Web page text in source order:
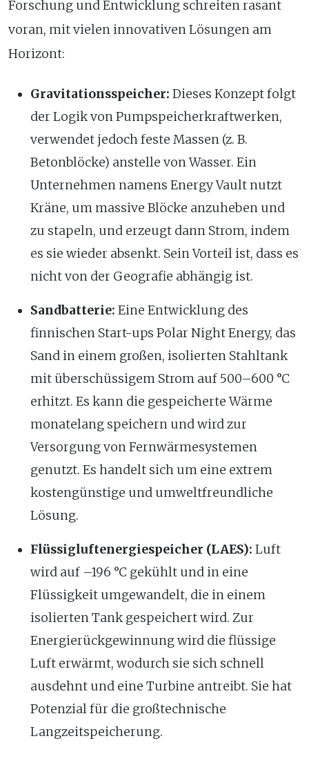
Forschung und Entwicklung schreiten rasant
voran, mit vielen innovativen Lösungen am
Horizont:
Gravitationsspeicher: Dieses Konzept folgt
der Logik von Pumpspeicherkraftwerken,
verwendet jedoch feste Massen (z. B.
Betonblöcke) anstelle von Wasser. Ein
Unternehmen namens Energy Vault nutzt
Kräne, um massive Blöcke anzuheben und
zu stapeln, und erzeugt dann Strom, indem
es sie wieder absenkt. Sein Vorteil ist, dass es
nicht von der Geografie abhängig ist.
Sandbatterie: Eine Entwicklung des
finnischen Start-ups Polar Night Energy, das
Sand in einem großen, isolierten Stahltank
mit überschüssigem Strom auf 500–600 °C
erhitzt. Es kann die gespeicherte Wärme
monatelang speichern und wird zur
Versorgung von Fernwärmesystemen
genutzt. Es handelt sich um eine extrem
kostengünstige und umweltfreundliche
Lösung.
Flüssigluftenergiespeicher (LAES): Luft
wird auf –196 °C gekühlt und in eine
Flüssigkeit umgewandelt, die in einem
isolierten Tank gespeichert wird. Zur
Energierückgewinnung wird die flüssige
Luft erwärmt, wodurch sie sich schnell
ausdehnt und eine Turbine antreibt. Sie hat
Potenzial für die großtechnische
Langzeitspeicherung.